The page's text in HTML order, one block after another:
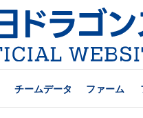
チームデータ ファーム